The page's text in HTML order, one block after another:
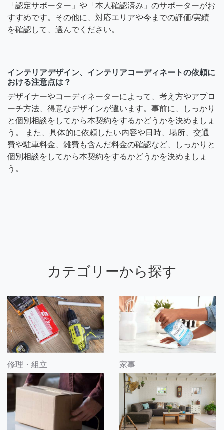
「認定サポーター」や「本人確認済み」のサポーターがお
すすめです。その他に、対応エリアや今までの評価/実績
を確認して、選んでください。
インテリアデザイン、インテリアコーディネートの依頼に
おける注意点は？
デザイナーやコーディネーターによって、考え方やアプロ
ーチ方法、得意なデザインが違います。事前に、しっかり
と個別相談をしてから本契約をするかどうかを決めましょ
う。 また、具体的に依頼したい内容や日時、場所、交通
費や駐車料金、雑費も含んだ料金の確認など、しっかりと
個別相談をしてから本契約をするかどうかを決めましょ
う。
カテゴリーから探す
修理・組立 家事